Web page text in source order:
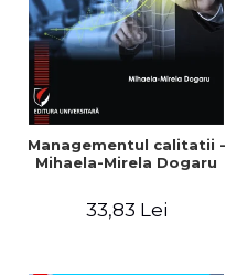
Managementul calitatii -
Mihaela-Mirela Dogaru
33,83 Lei